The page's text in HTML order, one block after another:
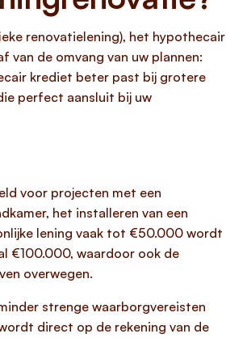
renovatielening), het hypothecair
van de omvang van uw plannen:
krediet beter past bij grotere
perfect aansluit bij uw
voor projecten met een
het installeren van een
lening vaak tot €50.000 wordt
€100.000, waardoor ook de
overwegen.
strenge waarborgvereisten
direct op de rekening van de